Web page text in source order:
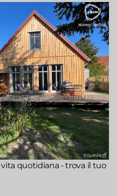
quotidiana - trova il tuo